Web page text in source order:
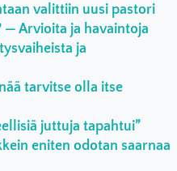
valittiin uusi pastori
— Arvioita ja havaintoja
ja
tarvitse olla itse
juttuja tapahtui”
eniten odotan saarnaa